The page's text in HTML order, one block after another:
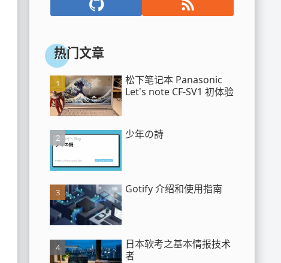
热门文章
松下笔记本 Panasonic
Let's note CF-SV1 初体验
少年の詩
Gotify 介绍和使用指南
日本软考之基本情报技术
者